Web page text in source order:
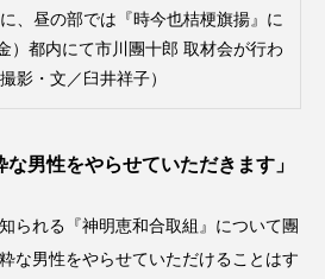
、昼の部では『時今也桔梗旗揚』に
）都内にて市川團十郎 取材会が行わ
影・文／臼井祥子）
な男性をやらせていただきます」
られる『神明恵和合取組』について團
な男性をやらせていただけることはす